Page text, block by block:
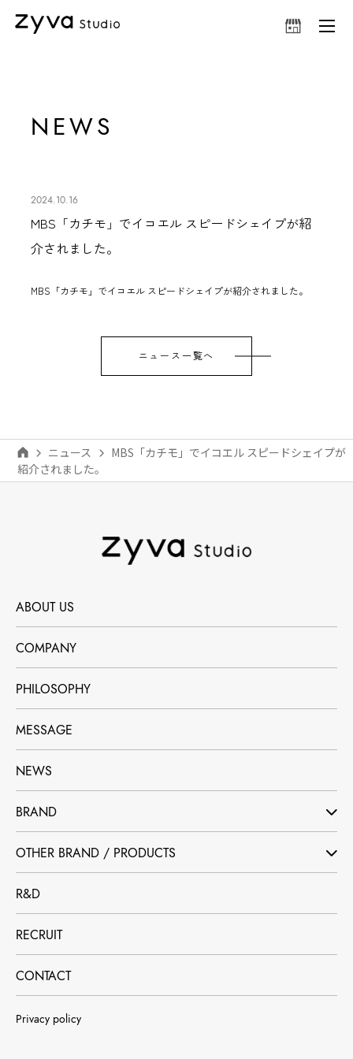
NEWS
2024.10.16
MBS「カチモ」でイコエル スピードシェイプが紹
介されました。
MBS「カチモ」でイコエル スピードシェイプが紹介されました。
ニュース一覧へ
ニュース
MBS「カチモ」でイコエル スピードシェイプが
紹介されました。
ABOUT US
COMPANY
PHILOSOPHY
MESSAGE
NEWS
BRAND
OTHER BRAND / PRODUCTS
R&D
RECRUIT
CONTACT
Privacy policy